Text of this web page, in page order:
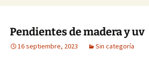
Pendientes de madera y uv
16 septiembre, 2023 Sin categoría